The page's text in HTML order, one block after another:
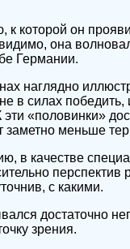
к которой он
она
Германии.
наглядно
в силах
эти «половинки»
меньше
в качестве
с какими.
достаточно
зрения.